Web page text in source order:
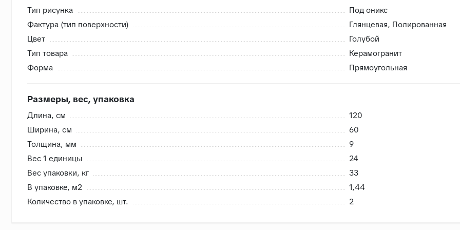
Тип рисунка
Под оникс
Фактура (тип поверхности)
Глянцевая, Полированная
Цвет
Голубой
Тип товара
Керамогранит
Форма
Прямоугольная
Размеры, вес, упаковка
Длина, cм
120
Ширина, cм
60
Толщина, мм
9
Вес 1 единицы
24
Вес упаковки, кг
33
В упаковке, м2
1,44
Количество в упаковке, шт.
2
Внутренняя система контроля
- Проверяем на бой перед загрузкой, чтобы исключить возможность брака